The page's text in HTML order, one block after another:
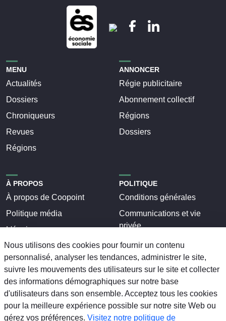
MENU
Actualités
Dossiers
Chroniqueurs
Revues
Régions
ANNONCER
Régie publicitaire
Abonnement collectif
Régions
Dossiers
À PROPOS
À propos de Coopoint
Politique média
L'équipe
Nous joindre
Régions
Dossiers
POLITIQUE
Conditions générales
Communications et vie
privée
Termes et conditions
Nétiquette
Régions
Dossiers
Nous utilisons des cookies pour fournir un contenu
personnalisé, analyser les tendances, administrer le site,
suivre les mouvements des utilisateurs sur le site et collecter
des informations démographiques sur notre base
d'utilisateurs dans son ensemble. Acceptez tous les cookies
pour la meilleure expérience possible sur notre site Web ou
gérez vos préférences. Visitez notre politique de